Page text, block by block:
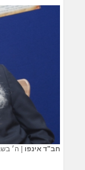
חב"ד אינפו ה׳